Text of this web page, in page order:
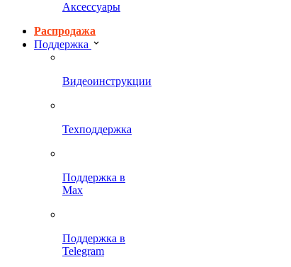
Аксессуары
Распродажа
Поддержка
Видеоинструкции
Техподдержка
Поддержка в
Max
Поддержка в
Telegram